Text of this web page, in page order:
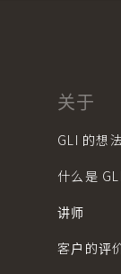
关于
GLI 的想
什么是
讲师
客户的评